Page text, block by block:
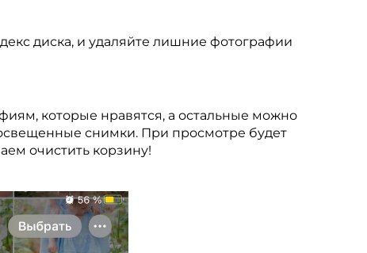
диска, и удаляйте лишние фотографии
которые нравятся, а остальные можно
снимки. При просмотре будет
очистить корзину!